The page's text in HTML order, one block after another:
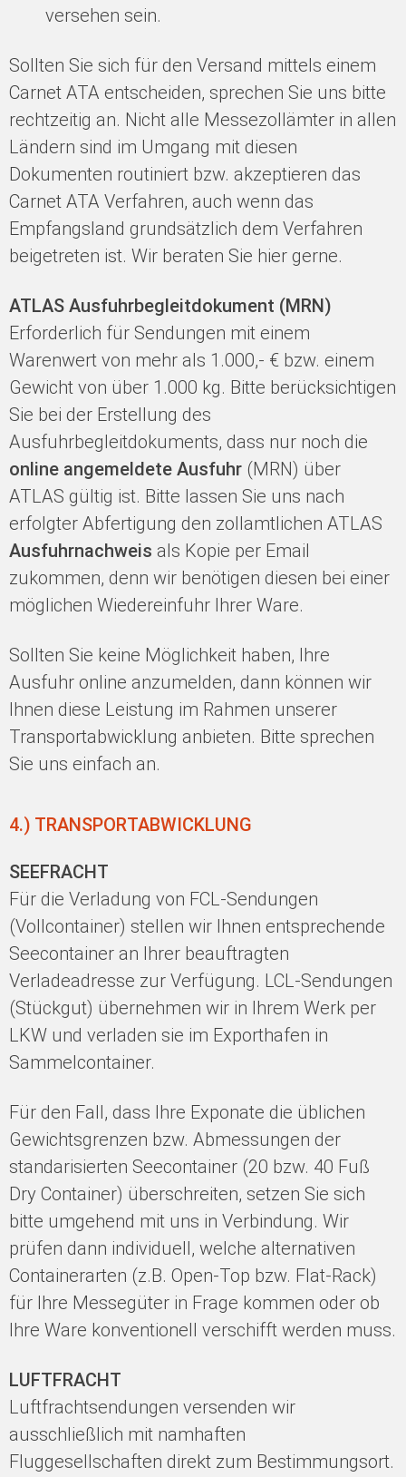
versehen sein.
Sollten Sie sich für den Versand mittels einem
Carnet ATA entscheiden, sprechen Sie uns bitte
rechtzeitig an. Nicht alle Messezollämter in allen
Ländern sind im Umgang mit diesen
Dokumenten routiniert bzw. akzeptieren das
Carnet ATA Verfahren, auch wenn das
Empfangsland grundsätzlich dem Verfahren
beigetreten ist. Wir beraten Sie hier gerne.
ATLAS Ausfuhrbegleitdokument (MRN)
Erforderlich für Sendungen mit einem
Warenwert von mehr als 1.000,- € bzw. einem
Gewicht von über 1.000 kg. Bitte berücksichtigen
Sie bei der Erstellung des
Ausfuhrbegleitdokuments, dass nur noch die
online angemeldete Ausfuhr (MRN) über
ATLAS gültig ist. Bitte lassen Sie uns nach
erfolgter Abfertigung den zollamtlichen ATLAS
Ausfuhrnachweis als Kopie per Email
zukommen, denn wir benötigen diesen bei einer
möglichen Wiedereinfuhr Ihrer Ware.
Sollten Sie keine Möglichkeit haben, Ihre
Ausfuhr online anzumelden, dann können wir
Ihnen diese Leistung im Rahmen unserer
Transportabwicklung anbieten. Bitte sprechen
Sie uns einfach an.
4.) TRANSPORTABWICKLUNG
SEEFRACHT
Für die Verladung von FCL-Sendungen
(Vollcontainer) stellen wir Ihnen entsprechende
Seecontainer an Ihrer beauftragten
Verladeadresse zur Verfügung. LCL-Sendungen
(Stückgut) übernehmen wir in Ihrem Werk per
LKW und verladen sie im Exporthafen in
Sammelcontainer.
Für den Fall, dass Ihre Exponate die üblichen
Gewichtsgrenzen bzw. Abmessungen der
standarisierten Seecontainer (20 bzw. 40 Fuß
Dry Container) überschreiten, setzen Sie sich
bitte umgehend mit uns in Verbindung. Wir
prüfen dann individuell, welche alternativen
Containerarten (z.B. Open-Top bzw. Flat-Rack)
für Ihre Messegüter in Frage kommen oder ob
Ihre Ware konventionell verschifft werden muss.
LUFTFRACHT
Luftfrachtsendungen versenden wir
ausschließlich mit namhaften
Fluggesellschaften direkt zum Bestimmungsort.